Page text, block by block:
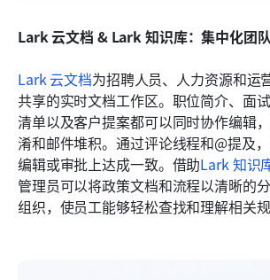
Lark 云文档 & Lark 知识库：集中化团
Lark 云文档为招聘人员、人力资源和运
共享的实时文档工作区。职位简介、面
清单以及客户提案都可以同时协作编辑
淆和邮件堆积。通过评论线程和@提及
编辑或审批上达成一致。借助Lark 知识
管理员可以将政策文档和流程以清晰的
组织，使员工能够轻松查找和理解相关规